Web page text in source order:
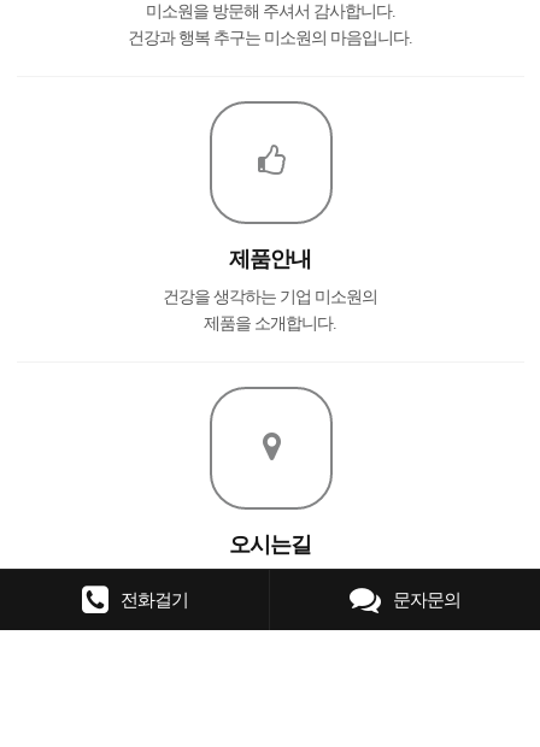
미소원을 방문해 주셔서 감사합니다.
건강과 행복 추구는 미소원의 마음입니다.
제품안내
건강을 생각하는 기업 미소원의
제품을 소개합니다.
오시는길
전화걸기 문자문의